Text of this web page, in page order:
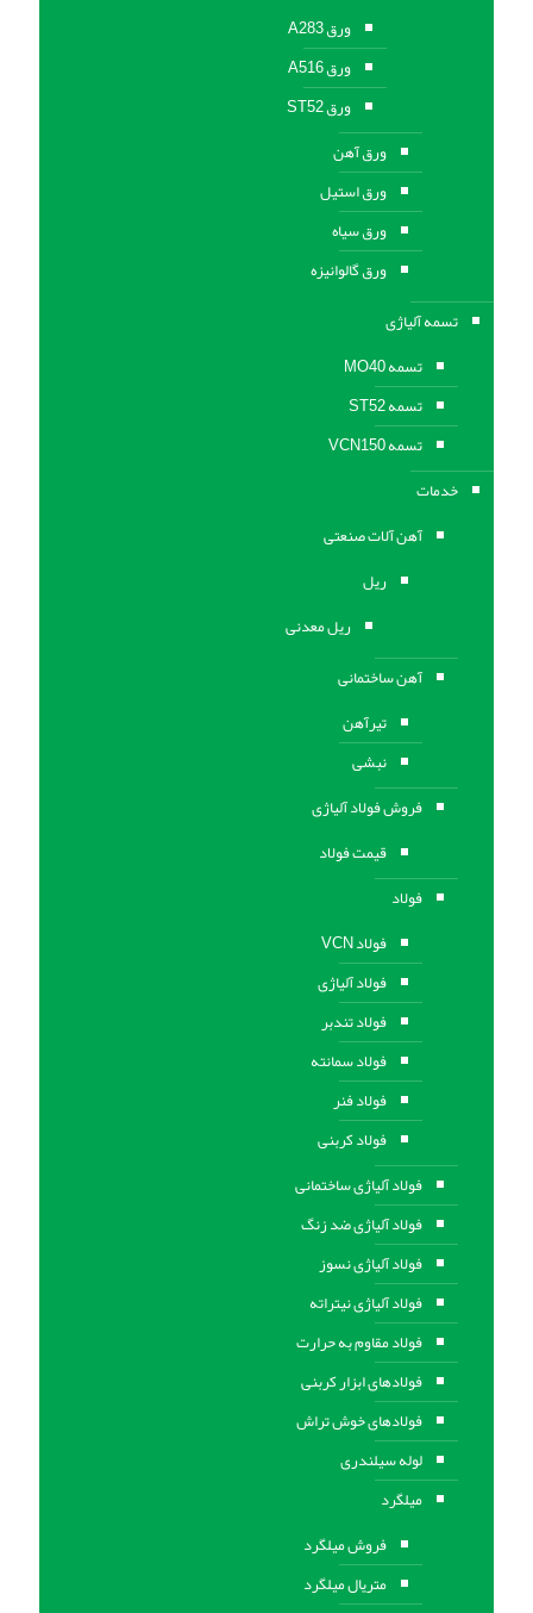
ورق A283
ورق A516
ورق ST52
ورق آهن
ورق استیل
ورق سیاه
ورق گالوانیزه
تسمه آلیاژی
تسمه MO40
تسمه ST52
تسمه VCN150
خدمات
آهن آلات صنعتی
ریل
ریل معدنی
آهن ساختمانی
تیرآهن
نبشی
فروش فولاد آلیاژی
قیمت فولاد
فولاد
فولاد VCN
فولاد آلیاژی
فولاد تندبر
فولاد سمانته
فولاد فنر
فولاد کربنی
فولاد آلیاژی ساختمانی
فولاد آلیاژی ضد زنگ
فولاد آلیاژی نسوز
فولاد آلیاژی نیتراته
فولاد مقاوم به حرارت
فولادهای ابزار کربنی
فولادهای خوش تراش
لوله سیلندری
میلگرد
فروش میلگرد
متریال میلگرد